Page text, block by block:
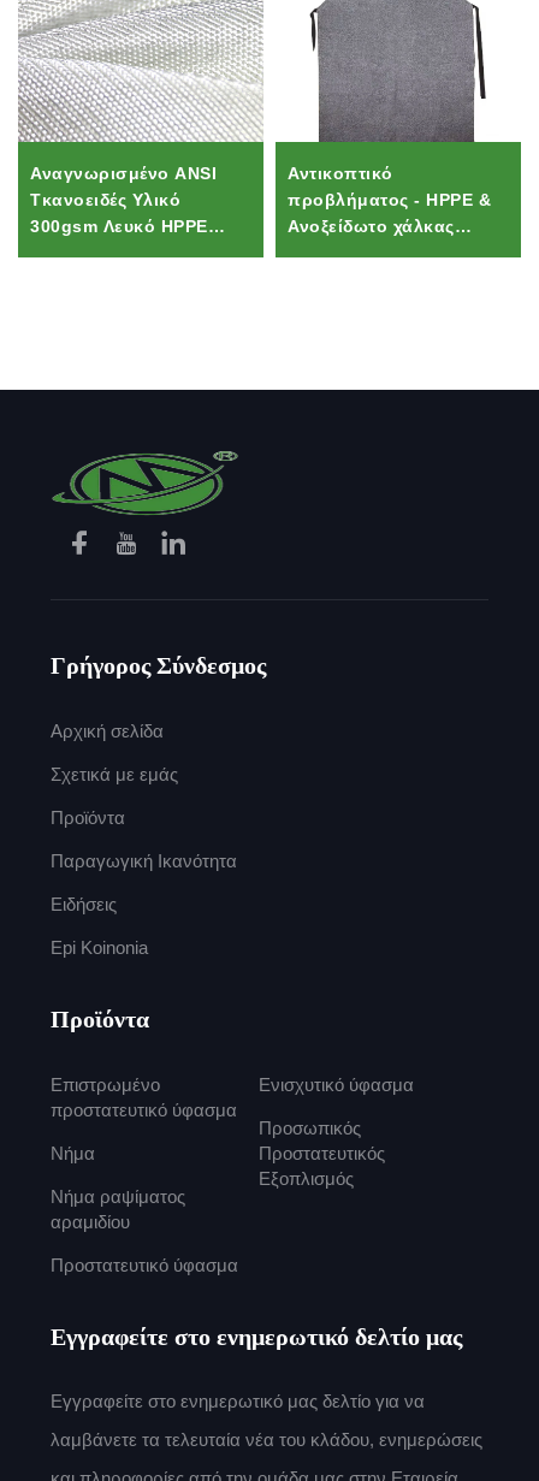
Αναγνωρισμένο ANSI
Τκανοειδές Υλικό
300gsm Λευκό HPPE
Αντικοπτικό
προβλήματος - HPPE &
Ανοξείδωτο χάλκας
Γρήγορος Σύνδεσμος
Αρχική σελίδα
Σχετικά με εμάς
Προϊόντα
Παραγωγική Ικανότητα
Ειδήσεις
Epi Koinonia
Προϊόντα
Επιστρωμένο
προστατευτικό ύφασμα
Νήμα
Νήμα ραψίματος
αραμιδίου
Προστατευτικό ύφασμα
Ενισχυτικό ύφασμα
Προσωπικός
Προστατευτικός
Εξοπλισμός
Εγγραφείτε στο ενημερωτικό δελτίο μας
Εγγραφείτε στο ενημερωτικό μας δελτίο για να
λαμβάνετε τα τελευταία νέα του κλάδου, ενημερώσεις